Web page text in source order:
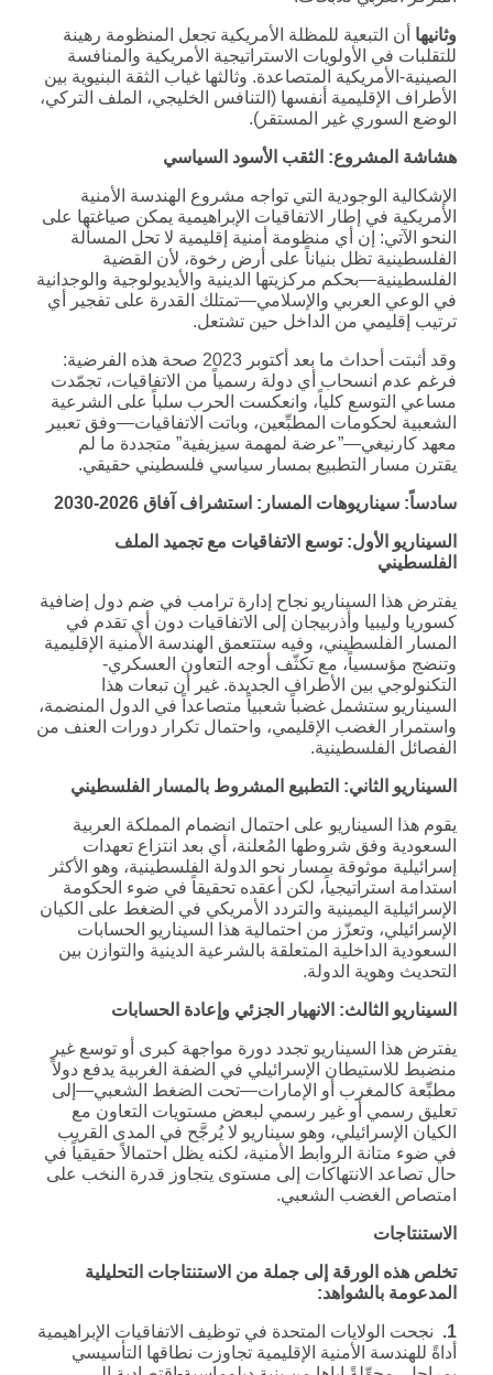
وثانيها أن التبعية للمظلة الأمريكية تجعل المنظومة رهينة
للتقلبات في الأولويات الاستراتيجية الأمريكية والمنافسة
الصينية-الأمريكية المتصاعدة. وثالثها غياب الثقة البنيوية بين
الأطراف الإقليمية أنفسها (التنافس الخليجي، الملف التركي،
الوضع السوري غير المستقر).
هشاشة المشروع: الثقب الأسود السياسي
الإشكالية الوجودية التي تواجه مشروع الهندسة الأمنية
الأمريكية في إطار الاتفاقيات الإبراهيمية يمكن صياغتها على
النحو الآتي: إن أي منظومة أمنية إقليمية لا تحل المسألة
الفلسطينية تظل بنياناً على أرض رخوة، لأن القضية
الفلسطينية—بحكم مركزيتها الدينية والأيديولوجية والوجدانية
في الوعي العربي والإسلامي—تمتلك القدرة على تفجير أي
ترتيب إقليمي من الداخل حين تشتعل.
وقد أثبتت أحداث ما بعد أكتوبر 2023 صحة هذه الفرضية:
فرغم عدم انسحاب أي دولة رسمياً من الاتفاقيات، تجمّدت
مساعي التوسع كلياً، وانعكست الحرب سلباً على الشرعية
الشعبية لحكومات المطبِّعين، وباتت الاتفاقيات—وفق تعبير
معهد كارنيغي—”عرضة لمهمة سيزيفية” متجددة ما لم
يقترن مسار التطبيع بمسار سياسي فلسطيني حقيقي.
سادساً: سيناريوهات المسار: استشراف آفاق 2026-2030
السيناريو الأول: توسع الاتفاقيات مع تجميد الملف
الفلسطيني
يفترض هذا السيناريو نجاح إدارة ترامب في ضم دول إضافية
كسوريا وليبيا وأذربيجان إلى الاتفاقيات دون أي تقدم في
المسار الفلسطيني، وفيه ستتعمق الهندسة الأمنية الإقليمية
وتنضج مؤسسياً، مع تكثّف أوجه التعاون العسكري-
التكنولوجي بين الأطراف الجديدة. غير أن تبعات هذا
السيناريو ستشمل غضباً شعبياً متصاعداً في الدول المنضمة،
واستمرار الغضب الإقليمي، واحتمال تكرار دورات العنف من
الفصائل الفلسطينية.
السيناريو الثاني: التطبيع المشروط بالمسار الفلسطيني
يقوم هذا السيناريو على احتمال انضمام المملكة العربية
السعودية وفق شروطها المُعلنة، أي بعد انتزاع تعهدات
إسرائيلية موثوقة بمسار نحو الدولة الفلسطينية، وهو الأكثر
استدامة استراتيجياً، لكن أعقده تحقيقاً في ضوء الحكومة
الإسرائيلية اليمينية والتردد الأمريكي في الضغط على الكيان
الإسرائيلي، وتعزّز من احتمالية هذا السيناريو الحسابات
السعودية الداخلية المتعلقة بالشرعية الدينية والتوازن بين
التحديث وهوية الدولة.
السيناريو الثالث: الانهيار الجزئي وإعادة الحسابات
يفترض هذا السيناريو تجدد دورة مواجهة كبرى أو توسع غير
منضبط للاستيطان الإسرائيلي في الضفة الغربية يدفع دولاً
مطبِّعة كالمغرب أو الإمارات—تحت الضغط الشعبي—إلى
تعليق رسمي أو غير رسمي لبعض مستويات التعاون مع
الكيان الإسرائيلي، وهو سيناريو لا يُرجَّح في المدى القريب
في ضوء متانة الروابط الأمنية، لكنه يظل احتمالاً حقيقياً في
حال تصاعد الانتهاكات إلى مستوى يتجاوز قدرة النخب على
امتصاص الغضب الشعبي.
الاستنتاجات
تخلص هذه الورقة إلى جملة من الاستنتاجات التحليلية
المدعومة بالشواهد:
1.
نجحت الولايات المتحدة في توظيف الاتفاقيات الإبراهيمية
أداةً للهندسة الأمنية الإقليمية تجاوزت نطاقها التأسيسي